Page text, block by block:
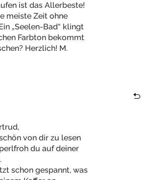
ist das Allerbeste!
meiste Zeit ohne
„Seelen-Bad“ klingt
Farbton bekommt
Herzlich! M.
von dir zu lesen
du auf deiner
schon gespannt, was